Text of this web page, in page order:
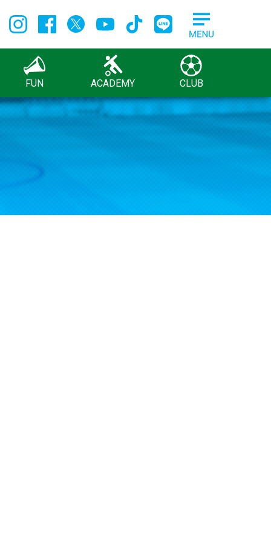
FUN ACADEMY CLUB